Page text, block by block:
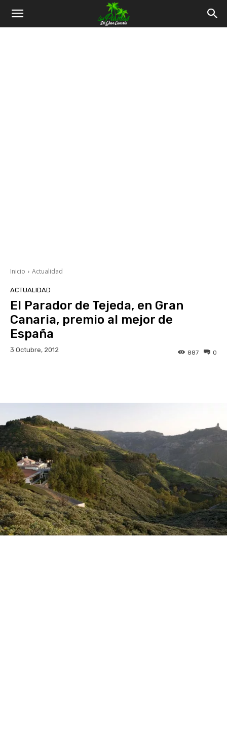
Inicio Actualidad
ACTUALIDAD
El Parador de Tejeda, en Gran
Canaria, premio al mejor de
España
3 Octubre, 2012 0
887